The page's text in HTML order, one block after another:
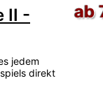
II -
jedem
direkt
ab